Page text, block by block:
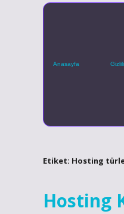
Anasayfa
Etiket: Hosting
Hosting